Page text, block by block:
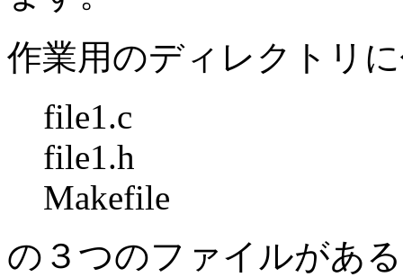
作業用のディレクトリ
file1.c
file1.h
Makefile
の３つのファイルがあ